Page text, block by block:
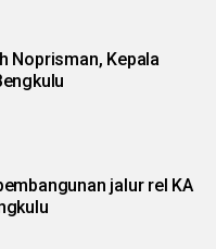
Noprisman, Kepala
jalur rel KA